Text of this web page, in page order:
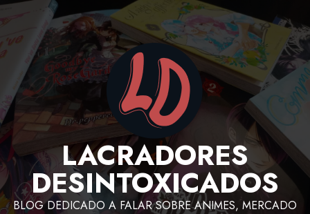
LACRADORES
DESINTOXICADOS
BLOG DEDICADO A FALAR SOBRE ANIMES, MERCADO